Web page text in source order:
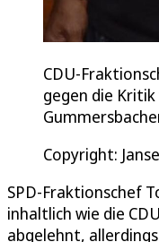
CDU-
gegen die
Copyright:
SPD-Fraktionschef
inhaltlich wie die
abgelehnt,